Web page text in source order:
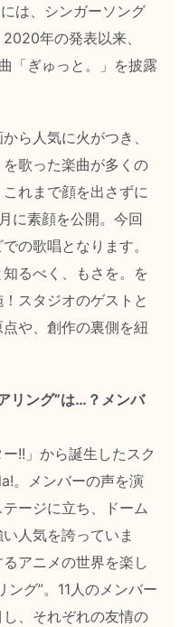
は、シンガーソング
年の発表以来、
「ぎゅっと。」を披露
ら人気に火がつき、
を歌った楽曲が多くの
れまで顔を出さずに
に素顔を公開。今回
の歌唱となります。
るべく、もさを。を
スタジオのゲストと
や、創作の裏側を紐
リング”は…？メンバ
!!」から誕生したスク
。メンバーの声を演
ージに立ち、ドーム
人気を誇っていま
アニメの世界を楽し
ング”。11人のメンバー
、それぞれの友情の